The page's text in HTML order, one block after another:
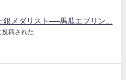
銀メダリスト──馬瓜エブリン...
投稿された